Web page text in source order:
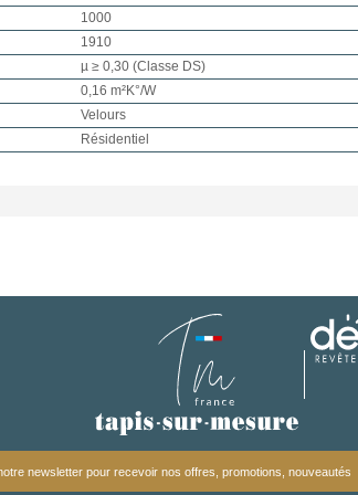
1000
1910
µ ≥ 0,30 (Classe DS)
0,16 m²K°/W
Velours
Résidentiel
newsletter pour recevoir nos offres, promotions, nouveautés